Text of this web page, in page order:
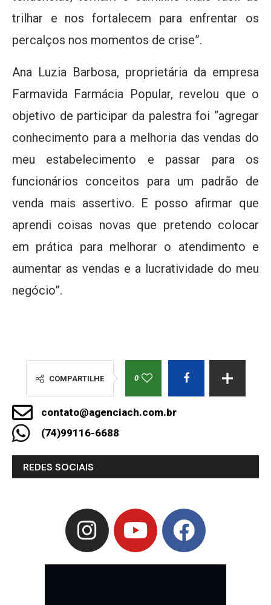
trilhar e nos fortalecem para enfrentar os
percalços nos momentos de crise”.
Ana Luzia Barbosa, proprietária da empresa
Farmavida Farmácia Popular, revelou que o
objetivo de participar da palestra foi “agregar
conhecimento para a melhoria das vendas do
meu estabelecimento e passar para os
funcionários conceitos para um padrão de
venda mais assertivo. E posso afirmar que
aprendi coisas novas que pretendo colocar
em prática para melhorar o atendimento e
aumentar as vendas e a lucratividade do meu
negócio”.
COMPARTILHE 0
contato@agenciach.com.br
(74)99116-6688
REDES SOCIAIS